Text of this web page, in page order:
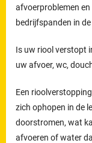
afvoerproblemen
bedrijfspanden in
Is uw riool verstopt
uw afvoer, wc,
Een
zich ophopen in de
doorstromen, wat
afvoeren of water